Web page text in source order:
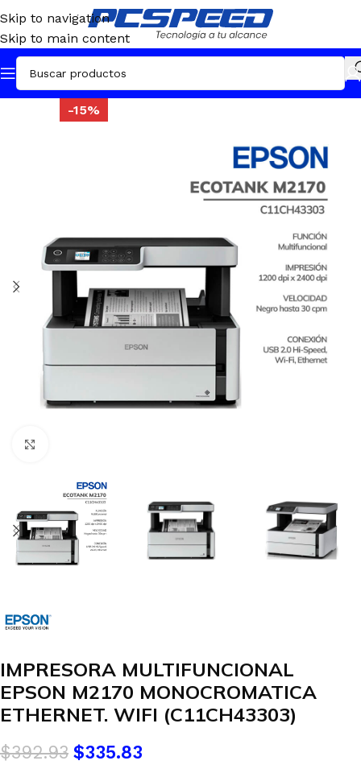
Skip to navigation
Skip to main content
-15%
IMPRESORA MULTIFUNCIONAL
EPSON M2170 MONOCROMATICA
ETHERNET. WIFI (C11CH43303)
$392.93 $335.83